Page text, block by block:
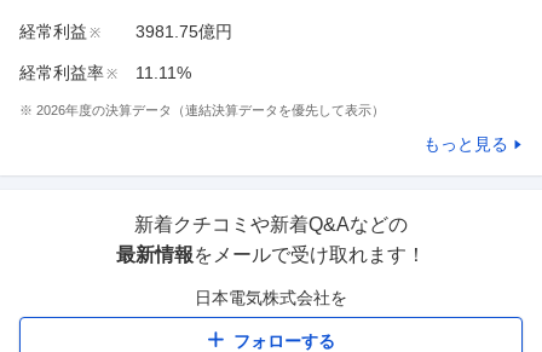
経常利益 ※ 3981.75億円
経常利益率※ 11.11%
※ 2026年度の決算データ（連結決算データを優先して表示）
もっと見る
新着クチコミや新着Q&Aなどの
最新情報をメールで受け取れます！
日本電気株式会社を
フォローする